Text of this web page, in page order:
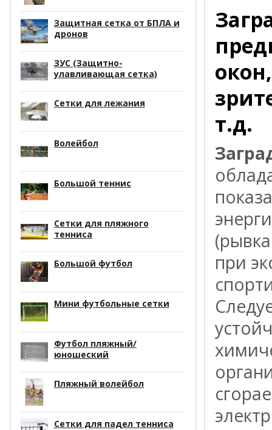
Защитная сетка от БПЛА и
дронов
ЗУС (Защитно-
улавливающая сетка)
Сетки для лежания
Волейбол
Большой теннис
Сетки для пляжного
тенниса
Большой футбол
Мини футбольные сетки
Футбол пляжный/
юношеский
Пляжный волейбол
Сетки для падел тенниса
т.д.
при